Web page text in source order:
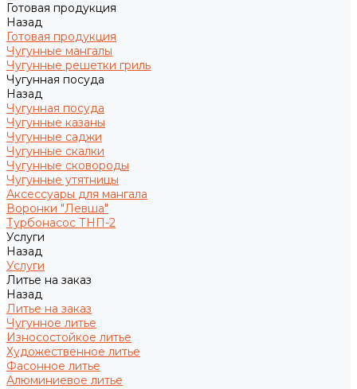
Готовая продукция
Назад
Готовая продукция
Чугунные мангалы
Чугунные решетки гриль
Чугунная посуда
Назад
Чугунная посуда
Чугунные казаны
Чугунные саджи
Чугунные скалки
Чугунные сковороды
Чугунные утятницы
Аксессуары для мангала
Воронки "Левша"
Турбонасос ТНП-2
Услуги
Назад
Услуги
Литье на заказ
Назад
Литье на заказ
Чугунное литье
Износостойкое литье
Художественное литье
Фасонное литье
Алюминиевое литье